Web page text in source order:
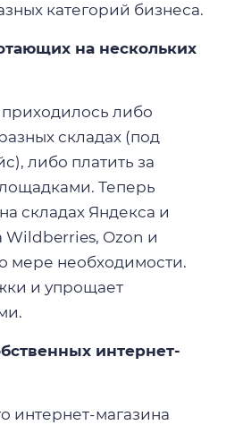
категорий бизнеса.
на нескольких
либо
складах (под
либо платить за
Теперь
складах Яндекса и
Wildberries, Ozon и
мере необходимости.
и упрощает
интернет-
интернет-магазина